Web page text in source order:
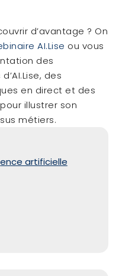
d’avantage ? On
AI.Lise ou vous
des
des
en direct et des
illustrer son
métiers.
artificielle